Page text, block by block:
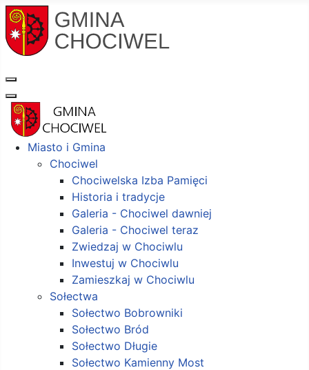
Miasto i Gmina
Chociwel
Chociwelska Izba Pamięci
Historia i tradycje
Galeria - Chociwel dawniej
Galeria - Chociwel teraz
Zwiedzaj w Chociwlu
Inwestuj w Chociwlu
Zamieszkaj w Chociwlu
Sołectwa
Sołectwo Bobrowniki
Sołectwo Bród
Sołectwo Długie
Sołectwo Kamienny Most